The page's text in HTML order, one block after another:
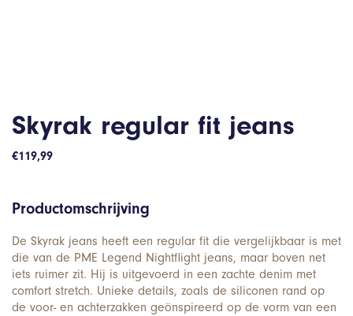
Skyrak regular fit jeans
€119,99
Productomschrijving
De Skyrak jeans heeft een regular fit die vergelijkbaar is met
die van de PME Legend Nightflight jeans, maar boven net
iets ruimer zit. Hij is uitgevoerd in een zachte denim met
comfort stretch. Unieke details, zoals de siliconen rand op
de voor- en achterzakken geönspireerd op de vorm van een